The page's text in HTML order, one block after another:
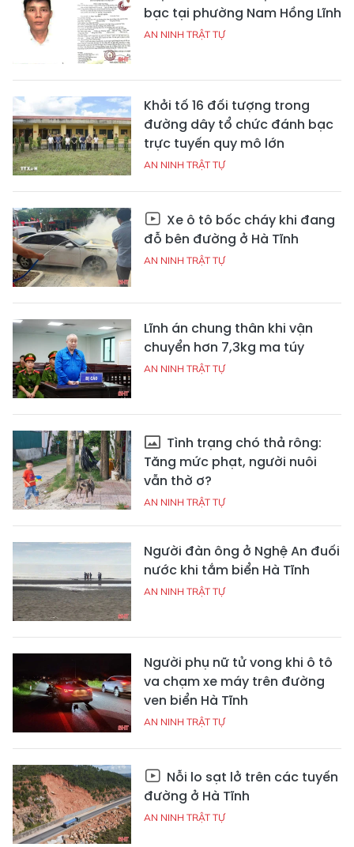
bạc tại phường Nam Hồng Lĩnh
AN NINH TRẬT TỰ
Khởi tố 16 đối tượng trong
đường dây tổ chức đánh bạc
trực tuyến quy mô lớn
AN NINH TRẬT TỰ
Xe ô tô bốc cháy khi đang
đỗ bên đường ở Hà Tĩnh
AN NINH TRẬT TỰ
Lĩnh án chung thân khi vận
chuyển hơn 7,3kg ma túy
AN NINH TRẬT TỰ
Tình trạng chó thả rông:
Tăng mức phạt, người nuôi
vẫn thờ ơ?
AN NINH TRẬT TỰ
Người đàn ông ở Nghệ An đuối
nước khi tắm biển Hà Tĩnh
AN NINH TRẬT TỰ
Người phụ nữ tử vong khi ô tô
va chạm xe máy trên đường
ven biển Hà Tĩnh
AN NINH TRẬT TỰ
Nỗi lo sạt lở trên các tuyến
đường ở Hà Tĩnh
AN NINH TRẬT TỰ